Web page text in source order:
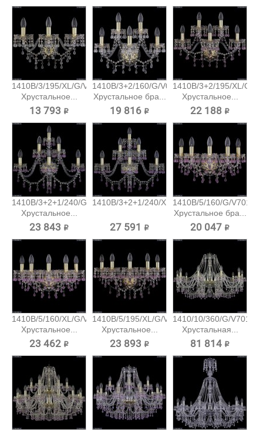
1410B/3/195/XL/G/V0300
Хрустальное...
13 793 ₽
1410B/3+2/160/G/V0300
Хрустальное бра...
19 816 ₽
1410B/3+2/195/XL/G/
Хрустальное...
22 188 ₽
1410B/3+2+1/240/G/V7010
Хрустальное...
23 843 ₽
1410B/3+2+1/240/XL/G/V7010...
27 591 ₽
1410B/5/160/G/V7010
Хрустальное бра...
20 047 ₽
1410B/5/160/XL/G/V7010
Хрустальное...
23 462 ₽
1410B/5/195/XL/G/V7010
Хрустальное...
23 893 ₽
1410/10/360/G/V7010
Хрустальная...
81 814 ₽